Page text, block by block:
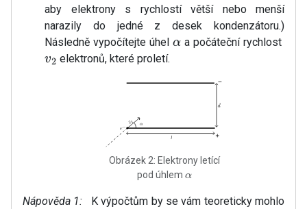
aby elektrony s rychlostí větší nebo menší
narazily do jedné z desek kondenzátoru.)
Následně vypočítejte úhel α a počáteční rychlost
v2 elektronů, které proletí.
Obrázek 2: Elektrony letící
pod úhlem α
Nápověda 1:
K výpočtům by se vám teoreticky mohlo